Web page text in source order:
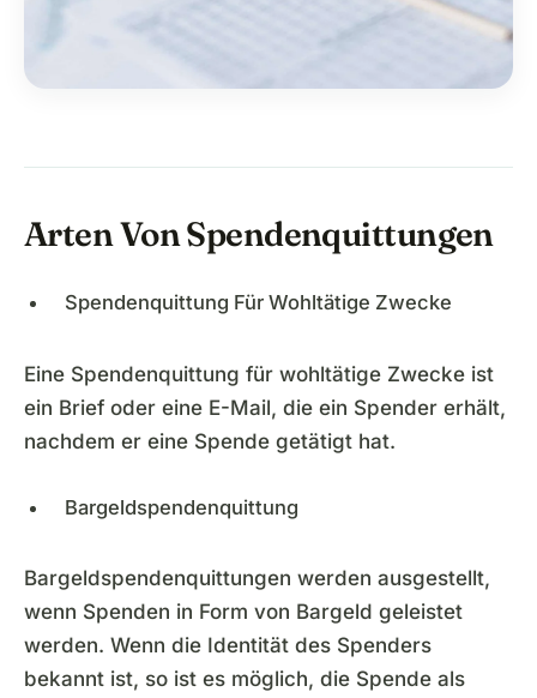
Arten Von Spendenquittungen
Spendenquittung Für Wohltätige Zwecke
Eine Spendenquittung für wohltätige Zwecke ist
ein Brief oder eine E-Mail, die ein Spender erhält,
nachdem er eine Spende getätigt hat.
Bargeldspendenquittung
Bargeldspendenquittungen werden ausgestellt,
wenn Spenden in Form von Bargeld geleistet
werden. Wenn die Identität des Spenders
bekannt ist, so ist es möglich, die Spende als